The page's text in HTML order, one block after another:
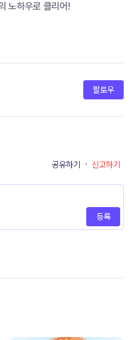
노하우로 클리어!
팔로우
공유하기 · 신고하기
등록